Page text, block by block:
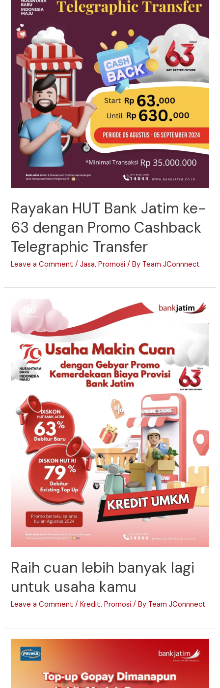
Rayakan HUT Bank Jatim ke-
63 dengan Promo Cashback
Telegraphic Transfer
Leave a Comment /Jasa,Promosi / By Team JConnnect
Raih cuan lebih banyak lagi
untuk usaha kamu
Leave a Comment /Kredit,Promosi / By Team JConnnect